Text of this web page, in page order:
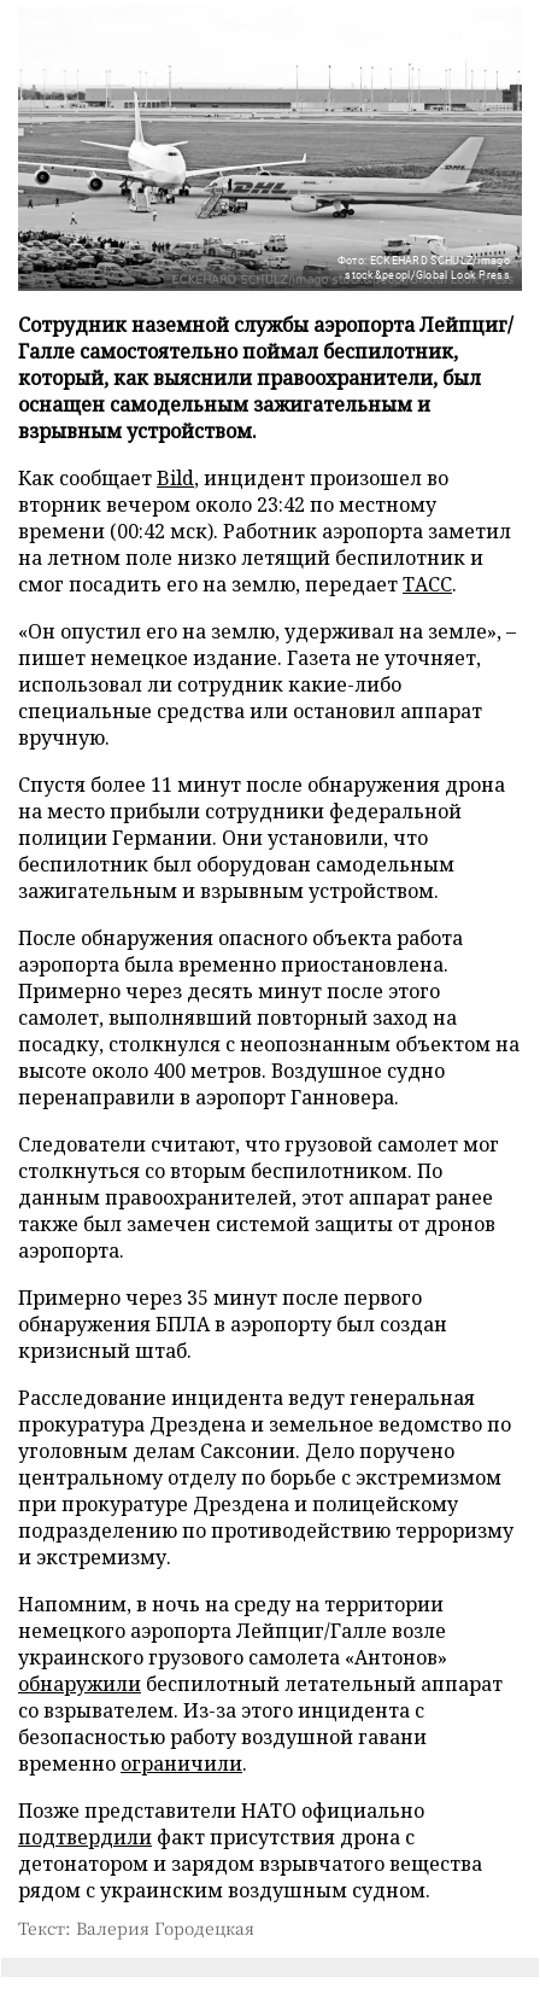
Фото: ECKEHARD SCHULZ/imago
stock&peopl/Global Look Press
Сотрудник наземной службы аэропорта Лейпциг/
Галле самостоятельно поймал беспилотник,
который, как выяснили правоохранители, был
оснащен самодельным зажигательным и
взрывным устройством.
Как сообщаетBild, инцидент произошел во
вторник вечером около 23:42 по местному
времени (00:42 мск). Работник аэропорта заметил
на летном поле низко летящий беспилотник и
смог посадить его на землю, передаетТАСС.
«Он опустил его на землю, удерживал на земле», –
пишет немецкое издание. Газета не уточняет,
использовал ли сотрудник какие-либо
специальные средства или остановил аппарат
вручную.
Спустя более 11 минут после обнаружения дрона
на место прибыли сотрудники федеральной
полиции Германии. Они установили, что
беспилотник был оборудован самодельным
зажигательным и взрывным устройством.
После обнаружения опасного объекта работа
аэропорта была временно приостановлена.
Примерно через десять минут после этого
самолет, выполнявший повторный заход на
посадку, столкнулся с неопознанным объектом на
высоте около 400 метров. Воздушное судно
перенаправили в аэропорт Ганновера.
Следователи считают, что грузовой самолет мог
столкнуться со вторым беспилотником. По
данным правоохранителей, этот аппарат ранее
также был замечен системой защиты от дронов
аэропорта.
Примерно через 35 минут после первого
обнаружения БПЛА в аэропорту был создан
кризисный штаб.
Расследование инцидента ведут генеральная
прокуратура Дрездена и земельное ведомство по
уголовным делам Саксонии. Дело поручено
центральному отделу по борьбе с экстремизмом
при прокуратуре Дрездена и полицейскому
подразделению по противодействию терроризму
и экстремизму.
Напомним, в ночь на среду на территории
немецкого аэропорта Лейпциг/Галле возле
украинского грузового самолета «Антонов»
обнаружили беспилотный летательный аппарат
со взрывателем. Из-за этого инцидента с
безопасностью работу воздушной гавани
временно ограничили.
Позже представители НАТО официально
подтвердили факт присутствия дрона с
детонатором и зарядом взрывчатого вещества
рядом с украинским воздушным судном.
Текст: Валерия Городецкая